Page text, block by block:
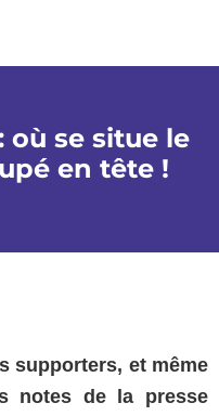
où se situe le
en tête !
supporters, et même
notes de la presse